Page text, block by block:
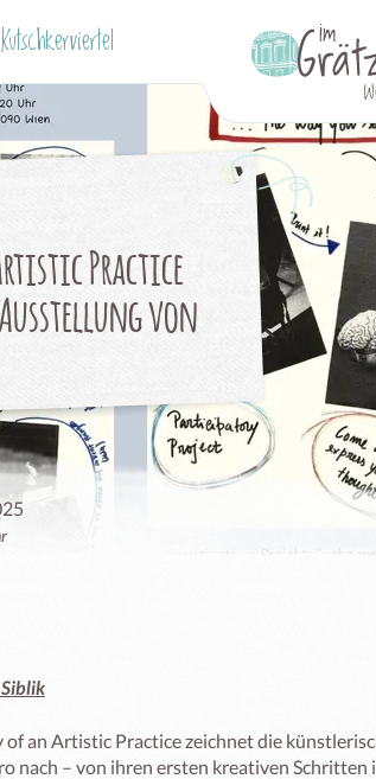
Kutschkerviertel
Practice
von
of an Artistic Practice zeichnet die
nach – von ihren ersten kreativen Schritten